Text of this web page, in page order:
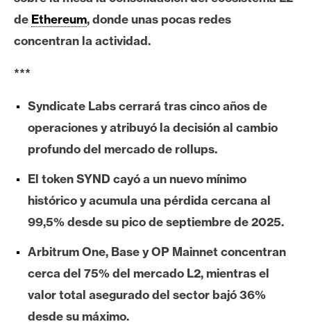
E
e
I
A
A
n
l
i
de Ethereum, donde unas pocas redes
concentran la actividad.
***
Syndicate Labs cerrará tras cinco años de
operaciones y atribuyó la decisión al cambio
profundo del mercado de rollups.
El token SYND cayó a un nuevo mínimo
histórico y acumula una pérdida cercana al
99,5% desde su pico de septiembre de 2025.
Arbitrum One, Base y OP Mainnet concentran
cerca del 75% del mercado L2, mientras el
valor total asegurado del sector bajó 36%
desde su máximo.